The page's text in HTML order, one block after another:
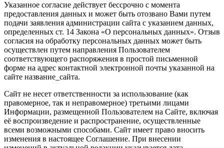
Указанное согласие действует бессрочно с момента
предоставления данных и может быть отозвано Вами путем
подачи заявления администрации сайта с указанием данных,
определенных ст. 14 Закона «О персональных данных». Отзыв
согласия на обработку персональных данных может быть
осуществлен путем направления Пользователем
соответствующего распоряжения в простой письменной
форме на адрес контактной электронной почты указанной на
сайте название_сайта.
Сайт не несет ответственности за использование (как
правомерное, так и неправомерное) третьими лицами
Информации, размещенной Пользователем на Сайте, включая
её воспроизведение и распространение, осуществленные
всеми возможными способами. Сайт имеет право вносить
изменения в настоящее Соглашение. При внесении